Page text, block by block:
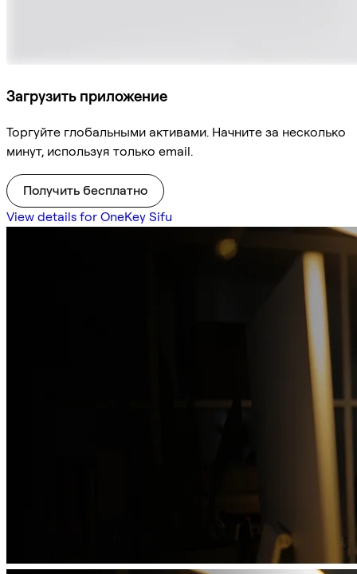
Загрузить приложение
Торгуйте глобальными активами. Начните за несколько
минут, используя только email.
Получить бесплатно
View details for OneKey Sifu